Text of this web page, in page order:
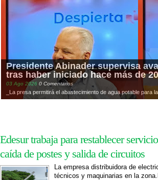
Presidente Abinader supervisa
tras haber iniciado hace más de
03 Ago 2026 0 Comentarios
_La presa permitirá el abastecimiento de agua potable para
Edesur trabaja para restablecer
caída de postes y salida de circuitos
La empresa distribuidora de
técnicos y maquinarias en la